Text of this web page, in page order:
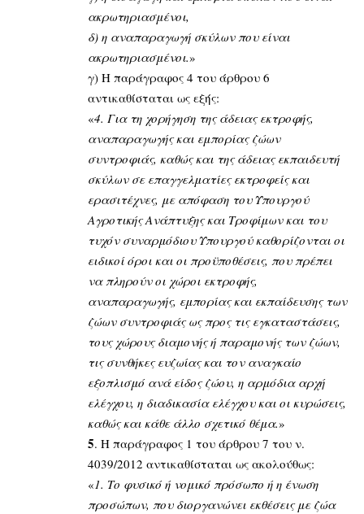
ακρωτηριασμένοι,
δ) η αναπαραγωγή σκύλων που είναι
ακρωτηριασμένοι.»
γ) Η παράγραφος 4 του άρθρου 6
αντικαθίσταται ως εξής:
«4. Για τη χορήγηση της άδειας εκτροφής,
αναπαραγωγής και εμπορίας ζώων
συντροφιάς, καθώς και της άδειας εκπαιδευτή
σκύλων σε επαγγελματίες εκτροφείς και
ερασιτέχνες, με απόφαση του Υπουργού
Αγροτικής Ανάπτυξης και Τροφίμων και του
τυχόν συναρμόδιου Υπουργού καθορίζονται οι
ειδικοί όροι και οι προϋποθέσεις, που πρέπει
να πληρούν οι χώροι εκτροφής,
αναπαραγωγής, εμπορίας και εκπαίδευσης των
ζώων συντροφιάς ως προς τις εγκαταστάσεις,
τους χώρους διαμονής ή παραμονής των ζώων,
τις συνθήκες ευζωίας και τον αναγκαίο
εξοπλισμό ανά είδος ζώου, η αρμόδια αρχή
ελέγχου, η διαδικασία ελέγχου και οι κυρώσεις,
καθώς και κάθε άλλο σχετικό θέμα.»
5. Η παράγραφος 1 του άρθρου 7 του ν.
4039/2012 αντικαθίσταται ως ακολούθως:
«1. Το φυσικό ή νομικό πρόσωπο ή η ένωση
προσώπων, που διοργανώνει εκθέσεις με ζώα